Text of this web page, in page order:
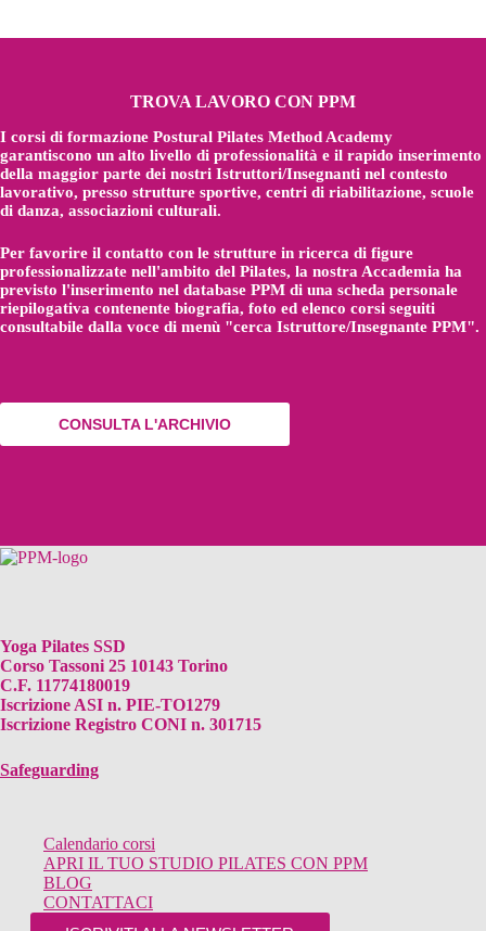
TROVA LAVORO CON PPM
I corsi di formazione Postural Pilates Method Academy
garantiscono un alto livello di professionalità e il rapido inserimento
della maggior parte dei nostri Istruttori/Insegnanti nel contesto
lavorativo, presso strutture sportive, centri di riabilitazione, scuole
di danza, associazioni culturali.
Per favorire il contatto con le strutture in ricerca di figure
professionalizzate nell'ambito del Pilates, la nostra Accademia ha
previsto l'inserimento nel database PPM di una scheda personale
riepilogativa contenente biografia, foto ed elenco corsi seguiti
consultabile dalla voce di menù "cerca Istruttore/Insegnante PPM".
CONSULTA L'ARCHIVIO
Yoga Pilates SSD
Corso Tassoni 25 10143 Torino
C.F. 11774180019
Iscrizione ASI n. PIE-TO1279
Iscrizione Registro CONI n. 301715
Safeguarding
Calendario corsi
APRI IL TUO STUDIO PILATES CON PPM
BLOG
CONTATTACI